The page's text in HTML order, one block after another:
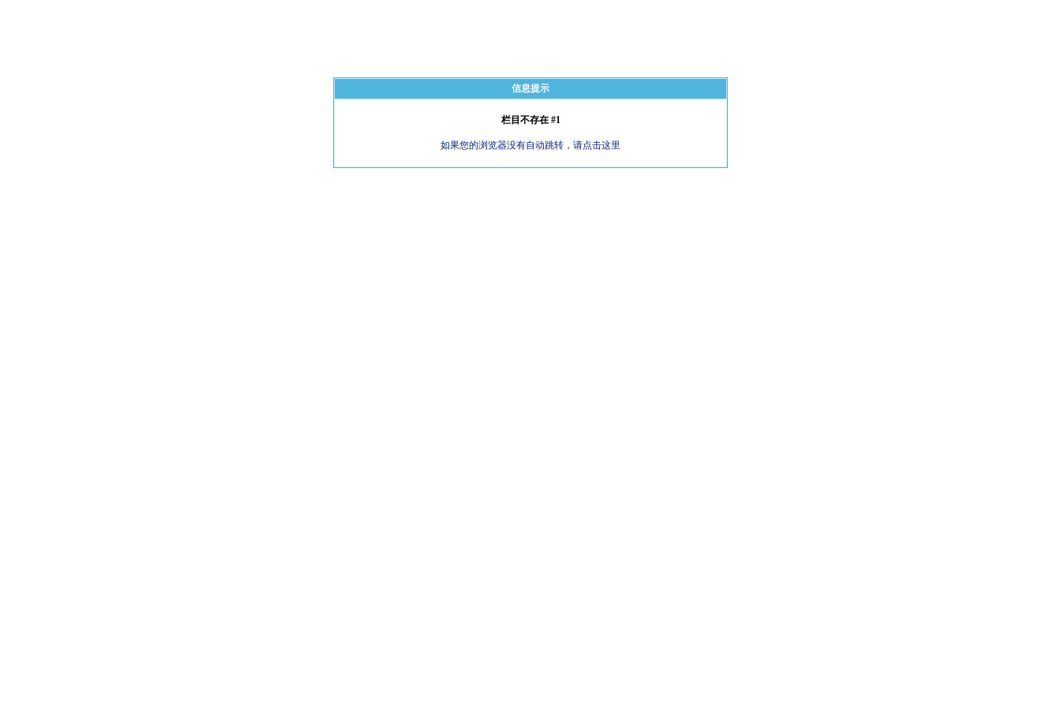
信息提示
栏目不存在 #1
如果您的浏览器没有自动跳转，请点击这里